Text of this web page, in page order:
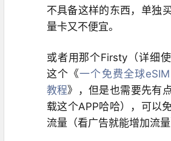
不具备这样的东西，单独
量卡又不便宜。
或者用那个Firsty（详细
这个《一个免费全球
教程》，但是也需要先有
载这个APP哈哈），可以
流量（看广告就能增加流量